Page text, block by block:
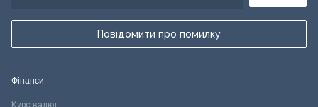
Повідомити про помилку
Фінанси
Курс валют